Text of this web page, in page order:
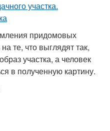
придомовых
те, что выглядят так,
участка, а человек
в полученную картину.